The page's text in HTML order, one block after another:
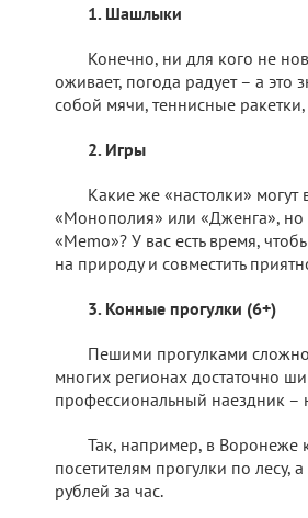
1. Шашлыки
Конечно, ни для кого не
оживает, погода радует – а это
собой мячи, теннисные
2. Игры
Какие же «настолки» могут
«Монополия» или «Дженга», но
«Memo»? У вас есть время,
на природу и совместить
3. Конные прогулки (6+)
Пешими прогулками сложно
многих регионах достаточно
профессиональный наездник –
Так, например, в Воронеже
посетителям прогулки по
рублей за час.